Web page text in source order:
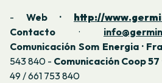
- Web · http://
Contacto ·
Comunicación Som Energia ·
543 840 - Comunicación Coop 57
49 / 661 753 840